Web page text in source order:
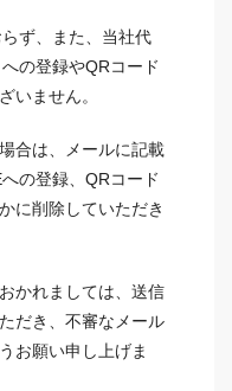
ず、また、当社代
の登録やQRコード
いません。
合は、メールに記載
の登録、QRコード
に削除していただき
かれましては、送信
だき、不審なメール
お願い申し上げま